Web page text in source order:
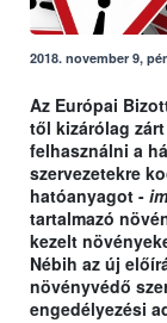
2018. november 9,
Az Európai
től kizárólag
felhasználni a
szervezetekre
hatóanyagot -
tartalmazó
kezelt
Nébih az új
növényvédő
engedélyezési